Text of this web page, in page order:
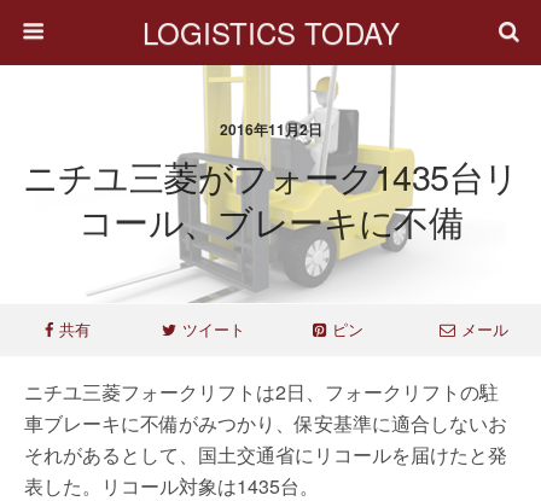
LOGISTICS TODAY
2016年11月2日
ニチユ三菱がフォーク1435台リ
コール、ブレーキに不備
共有 ツイート ピン メール
ニチユ三菱フォークリフトは2日、フォークリフトの駐
車ブレーキに不備がみつかり、保安基準に適合しないお
それがあるとして、国土交通省にリコールを届けたと発
表した。リコール対象は1435台。